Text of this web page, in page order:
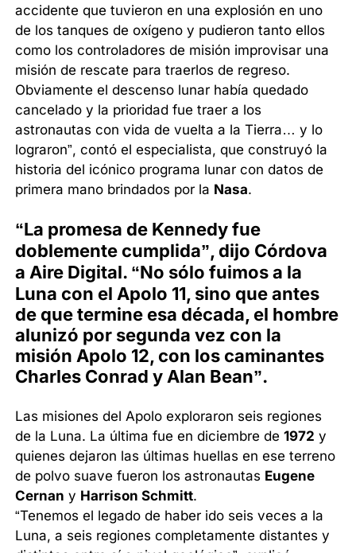
accidente que tuvieron en una explosión en uno
de los tanques de oxígeno y pudieron tanto ellos
como los controladores de misión improvisar una
misión de rescate para traerlos de regreso.
Obviamente el descenso lunar había quedado
cancelado y la prioridad fue traer a los
astronautas con vida de vuelta a la Tierra… y lo
lograron”, contó el especialista, que construyó la
historia del icónico programa lunar con datos de
primera mano brindados por la Nasa.
“La promesa de Kennedy fue
doblemente cumplida”, dijo Córdova
a Aire Digital. “No sólo fuimos a la
Luna con el Apolo 11, sino que antes
de que termine esa década, el hombre
alunizó por segunda vez con la
misión Apolo 12, con los caminantes
Charles Conrad y Alan Bean”.
Las misiones del Apolo exploraron seis regiones
de la Luna. La última fue en diciembre de1972 y
quienes dejaron las últimas huellas en ese terreno
de polvo suave fueron los astronautas Eugene
Cernan y Harrison Schmitt.
“Tenemos el legado de haber ido seis veces a la
Luna, a seis regiones completamente distantes y